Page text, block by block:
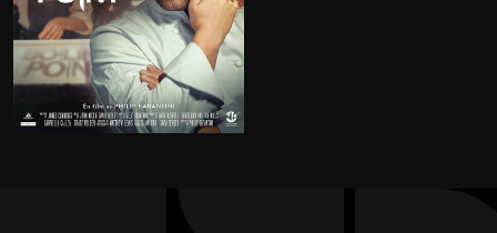
Freddy Olsson